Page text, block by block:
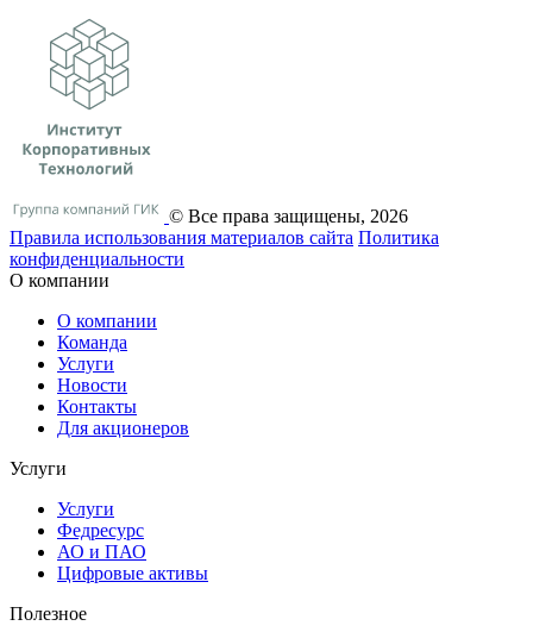
© Все права защищены, 2026
Правила использования материалов сайта Политика
конфиденциальности
О компании
О компании
Команда
Услуги
Новости
Контакты
Для акционеров
Услуги
Услуги
Федресурс
АО и ПАО
Цифровые активы
Полезное